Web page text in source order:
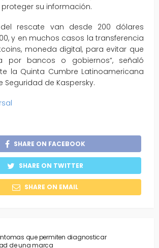
su información.
rescate van desde 200 dólares
y en muchos casos la transferencia
moneda digital, para evitar que
por bancos o gobiernos”, señaló
la Quinta Cumbre Latinoamericana
Seguridad de Kaspersky.
SHARE ON FACEBOOK
SHARE ON TWITTER
SHARE ON EMAIL
que permiten diagnosticar
de una marca